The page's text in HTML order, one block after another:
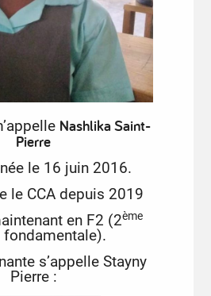
Nashlika Saint-
Pierre
le 16 juin 2016.
le CCA depuis 2019
en F2 (2ème
fondamentale).
s’appelle Stayny
Pierre :